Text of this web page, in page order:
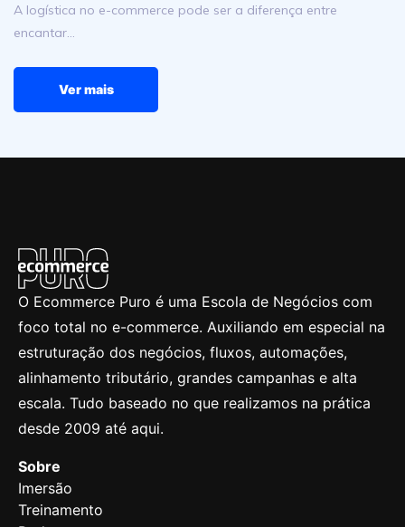
A logística no e-commerce pode ser a diferença entre
encantar…
Ver mais
O Ecommerce Puro é uma Escola de Negócios com
foco total no e-commerce. Auxiliando em especial na
estruturação dos negócios, fluxos, automações,
alinhamento tributário, grandes campanhas e alta
escala. Tudo baseado no que realizamos na prática
desde 2009 até aqui.
Sobre
Imersão
Treinamento